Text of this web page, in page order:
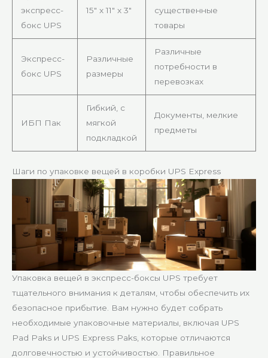
экспресс-
бокс UPS
15″ x 11″ x 3″
существенные
товары
Экспресс-
бокс UPS
Различные
размеры
Различные
потребности в
перевозках
ИБП Пак
Гибкий, с
мягкой
подкладкой
Документы, мелкие
предметы
Шаги по упаковке вещей в коробки UPS Express
Упаковка вещей в экспресс-боксы UPS требует
тщательного внимания к деталям, чтобы обеспечить их
безопасное прибытие. Вам нужно будет собрать
необходимые упаковочные материалы, включая UPS
Pad Paks и UPS Express Paks, которые отличаются
долговечностью и устойчивостью. Правильное